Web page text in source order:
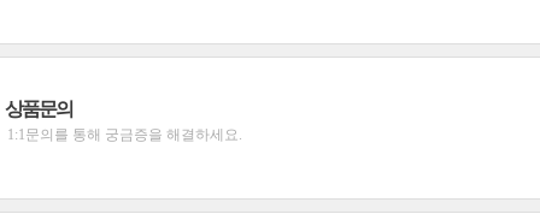
상품문의
1:1문의를 통해 궁금증을 해결하세요.